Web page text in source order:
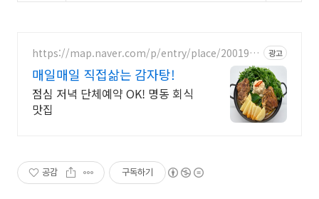
https://map.naver.com/p/entry/place/2001905
광고
매일매일 직접삶는 감자탕!
점심 저녁 단체예약 OK! 명동 회식
맛집
공감 구독하기